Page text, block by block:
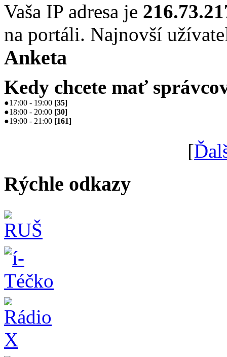
Vaša IP adresa je
na portáli. Najnovší
Anketa
Kedy chcete mať
●17:00 - 19:00 [35]
●18:00 - 20:00 [30]
●19:00 - 21:00 [161]
[
Rýchle odkazy